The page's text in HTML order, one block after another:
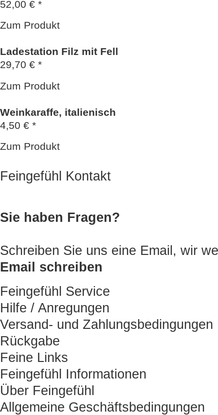
52,00 € *
Zum Produkt
Ladestation Filz mit Fell
29,70 € *
Zum Produkt
Weinkaraffe, italienisch
4,50 € *
Zum Produkt
Feingefühl Kontakt
Sie haben Fragen?
Schreiben Sie uns eine Email, wir
Email schreiben
Feingefühl Service
Hilfe / Anregungen
Versand- und Zahlungsbedingungen
Rückgabe
Feine Links
Feingefühl Informationen
Über Feingefühl
Allgemeine Geschäftsbedingungen